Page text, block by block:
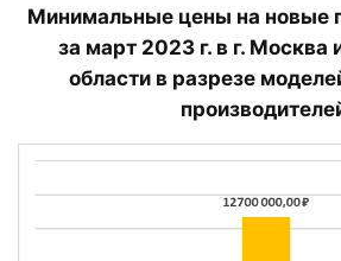
Минимальные цены на новые
за март 2023 г. в г. Москва
области в разрезе